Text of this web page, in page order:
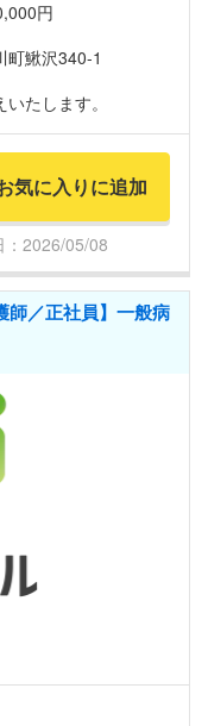
円
町鰍沢340-1
たします。
気に入りに追加
2026/05/08
師／正社員】一般病